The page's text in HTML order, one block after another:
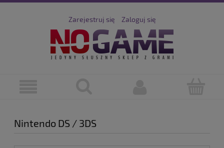
Zarejestruj się Zaloguj się
Nintendo DS / 3DS